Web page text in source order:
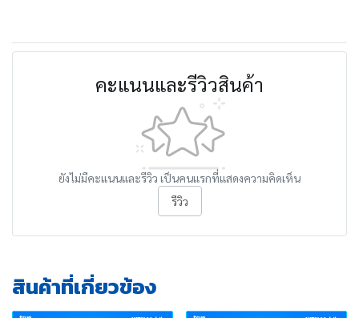
คะแนนและรีวิวสินค้า
ยังไม่มีคะแนนและรีวิว เป็นคนแรกที่แสดงความคิดเห็น
รีวิว
สินค้าที่เกี่ยวข้อง